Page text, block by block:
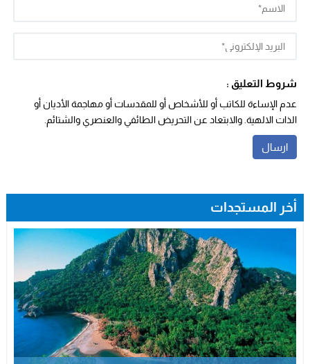
شروط التعليق :
عدم الإساءة للكاتب أو للأشخاص أو للمقدسات أو مهاجمة الأديان أو
الذات الالهية. والابتعاد عن التحريض الطائفي والعنصري والشتائم.
أخر المستجدات